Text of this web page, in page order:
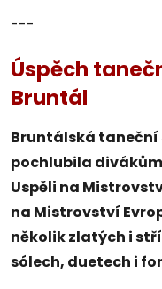
---
Úspěch
Bruntál
Bruntálská taneční
pochlubila
Uspěli na
na Mistrovství
několik zlatých i
sólech, duetech i